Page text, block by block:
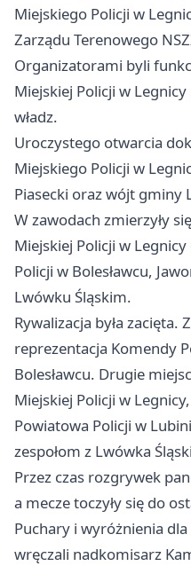
Miejskiego Policji w
Zarządu Terenowego
Organizatorami byli
Miejskiej Policji w
władz.
Uroczystego otwarcia
Miejskiego Policji w
Piasecki oraz wójt gminy
W zawodach zmierzyły
Miejskiej Policji w
Policji w Bolesławcu,
Lwówku Śląskim.
Rywalizacja była zacięta.
reprezentacja Komendy
Bolesławcu. Drugie
Miejskiej Policji w
Powiatowa Policji w
zespołom z Lwówka
Przez czas rozgrywek
a mecze toczyły się do
Puchary i wyróżnienia
wręczali nadkomisarz